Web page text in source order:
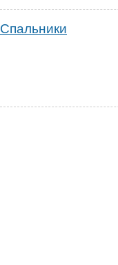
Спальники